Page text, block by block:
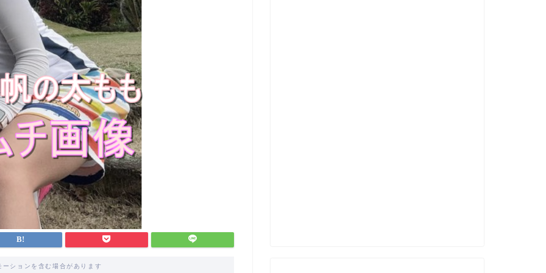
ーションを含む場合があります